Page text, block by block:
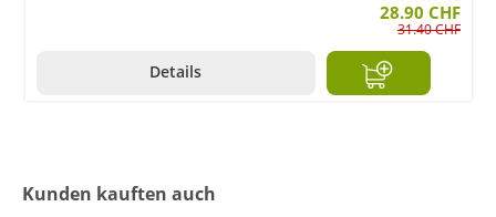
28.90 CHF
31.40 CHF
Details
Kunden kauften auch